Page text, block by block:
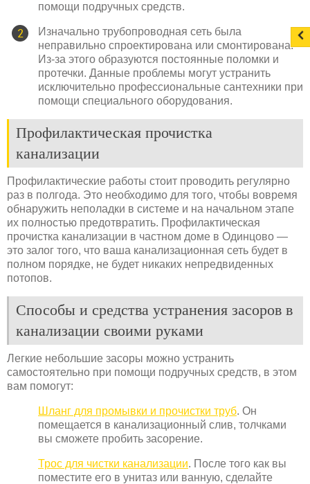
помощи подручных средств.
Изначально трубопроводная сеть была
неправильно спроектирована или смонтирована.
Из-за этого образуются постоянные поломки и
протечки. Данные проблемы могут устранить
исключительно профессиональные сантехники при
помощи специального оборудования.
Профилактическая прочистка
канализации
Профилактические работы стоит проводить регулярно
раз в полгода. Это необходимо для того, чтобы вовремя
обнаружить неполадки в системе и на начальном этапе
их полностью предотвратить. Профилактическая
прочистка канализации в частном доме в Одинцово —
это залог того, что ваша канализационная сеть будет в
полном порядке, не будет никаких непредвиденных
потопов.
Способы и средства устранения засоров в
канализации своими руками
Легкие небольшие засоры можно устранить
самостоятельно при помощи подручных средств, в этом
вам помогут:
Шланг для промывки и прочистки труб. Он
помещается в канализационный слив, толчками
вы сможете пробить засорение.
Трос для чистки канализации. После того как вы
поместите его в унитаз или ванную, сделайте